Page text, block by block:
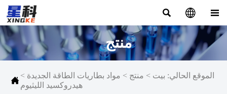
  
منتج
 الموقع الحالي: بيت > منتج > مواد بطاريات الطاقة الجديدة >
هيدروكسيد الليثيوم